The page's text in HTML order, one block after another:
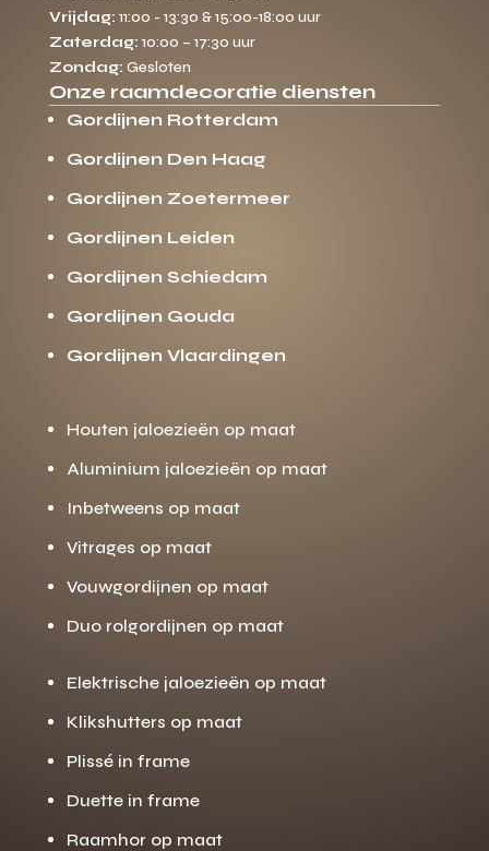
Vrijdag: 11:00 - 13:30 & 15:00-18:00 uur
Zaterdag: 10:00 – 17:30 uur
Zondag: Gesloten
Onze raamdecoratie diensten
Gordijnen Rotterdam
Gordijnen Den Haag
Gordijnen Zoetermeer
Gordijnen Leiden
Gordijnen Schiedam
Gordijnen Gouda
Gordijnen Vlaardingen
Houten jaloezieën op maat
Aluminium jaloezieën op maat
Inbetweens op maat
Vitrages op maat
Vouwgordijnen op maat
Duo rolgordijnen op maat
Elektrische jaloezieën op maat
Klikshutters op maat
Plissé in frame
Duette in frame
Raamhor op maat